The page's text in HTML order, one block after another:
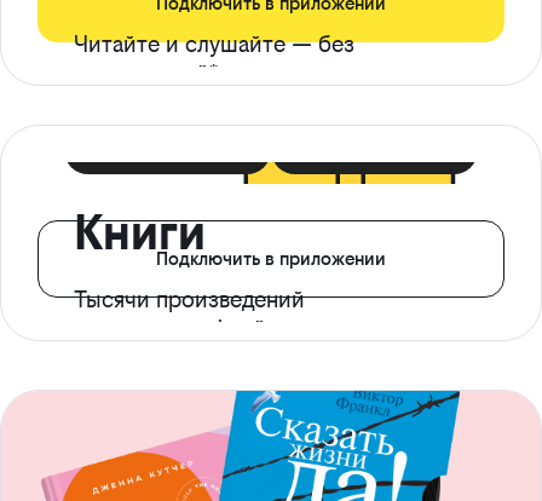
Читайте и слушайте — без
ограничений*
Книги
Тысячи произведений
с доступом офлайн
Подключить в приложении